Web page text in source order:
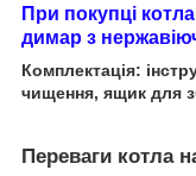
При покупці
димар з
Комплектація:
чищення, ящик для
Переваги котла